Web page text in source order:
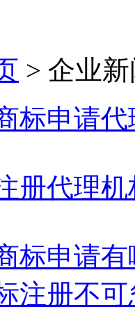
> 企业
标申请
册代理
标申请
注册不